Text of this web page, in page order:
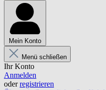
Mein Konto
Menü schließen
Ihr Konto
Anmelden
oderregistrieren